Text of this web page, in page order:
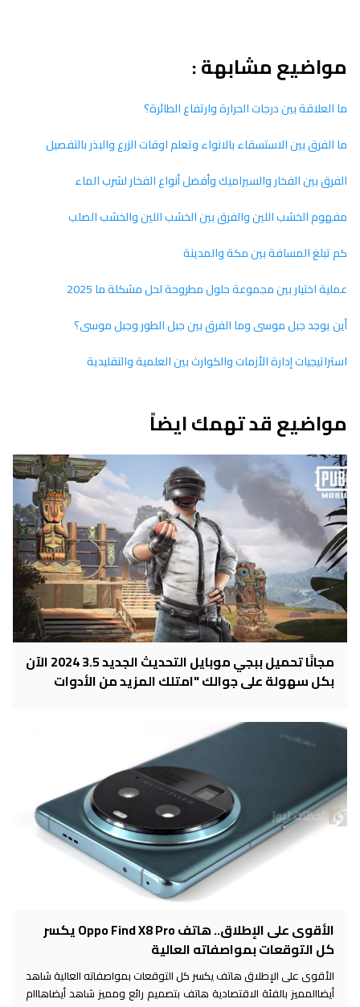
مواضيع مشابهة :
ما العلاقة بين درجات الحرارة وارتفاع الطائرة؟
ما الفرق بين الاستسقاء بالانواء وتعلم اوقات الزرع والبذر بالتفصيل
الفرق بين الفخار والسيراميك وأفضل أنواع الفخار لشرب الماء
مفهوم الخشب اللين والفرق بين الخشب اللين والخشب الصلب
كم تبلغ المسافة بين مكة والمدينة
عملية اختيار بين مجموعة حلول مطروحة لحل مشكلة ما 2025
أين يوجد جبل موسى وما الفرق بين جبل الطور وجبل موسى؟
استراتيجيات إدارة الأزمات والكوارث بين العلمية والتقليدية
مواضيع قد تهمك ايضاً
مجانًا تحميل ببجي موبايل التحديث الجديد 3.5 2024 الآن
بكل سهولة على جوالك "امتلك المزيد من الأدوات
الأقوى على الإطلاق.. هاتف Oppo Find X8 Pro يكسر
كل التوقعات بمواصفاته العالية
الأقوى على الإطلاق هاتف يكسر كل التوقعات بمواصفاته العالية شاهد
أيضاالمميز بالفئة الاقتصادية هاتف بتصميم رائع ومميز شاهد أيضاهااام